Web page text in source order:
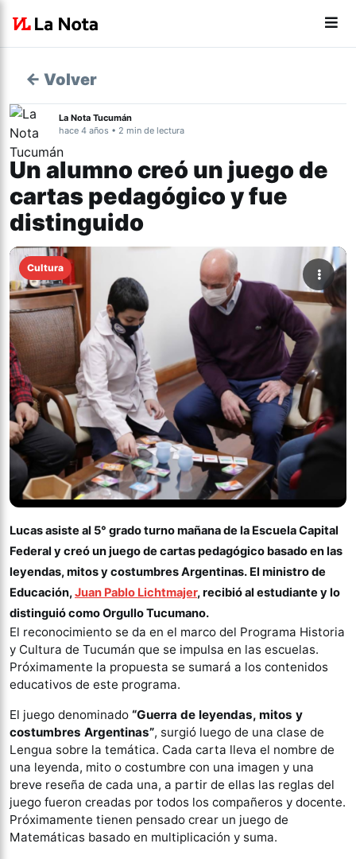
← Volver
La Nota Tucumán
hace 4 años • 2 min de lectura
Un alumno creó un juego de
cartas pedagógico y fue
distinguido
Cultura
Lucas asiste al 5° grado turno mañana de la Escuela Capital
Federal y creó un juego de cartas pedagógico basado en las
leyendas, mitos y costumbres Argentinas. El ministro de
Educación,Juan Pablo Lichtmajer, recibió al estudiante y lo
distinguió como Orgullo Tucumano.
El reconocimiento se da en el marco del Programa Historia
y Cultura de Tucumán que se impulsa en las escuelas.
Próximamente la propuesta se sumará a los contenidos
educativos de este programa.
El juego denominado “Guerra de leyendas, mitos y
costumbres Argentinas”, surgió luego de una clase de
Lengua sobre la temática. Cada carta lleva el nombre de
una leyenda, mito o costumbre con una imagen y una
breve reseña de cada una, a partir de ellas las reglas del
juego fueron creadas por todos los compañeros y docente.
Próximamente tienen pensado crear un juego de
Matemáticas basado en multiplicación y suma.